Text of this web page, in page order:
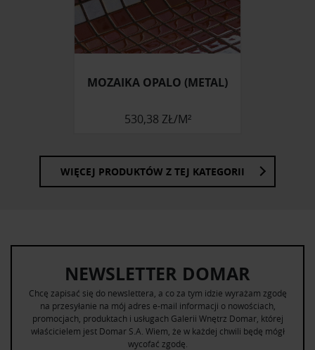
MOZAIKA OPALO (METAL)
530,38 ZŁ/M²
WIĘCEJ PRODUKTÓW Z TEJ KATEGORII
NEWSLETTER DOMAR
Chcę zapisać się do newslettera, a co za tym idzie wyrażam zgodę
na przesyłanie na mój adres e-mail informacji o nowościach,
promocjach, produktach i usługach Galerii Wnętrz Domar, której
właścicielem jest Domar S.A. Wiem, że w każdej chwili będę mógł
wycofać zgodę.